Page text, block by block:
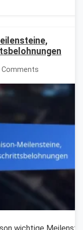
Comments